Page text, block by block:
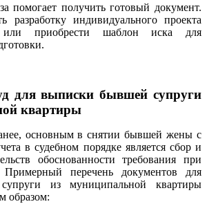
помогает получить готовый документ.
разработку индивидуального проекта
приобрести шаблон иска для
для выписки бывшей супруги
квартиры
основным в снятии бывшей жены с
в судебном порядке является сбор и
обоснованности требования при
перечень документов для
из муниципальной квартиры
образом: